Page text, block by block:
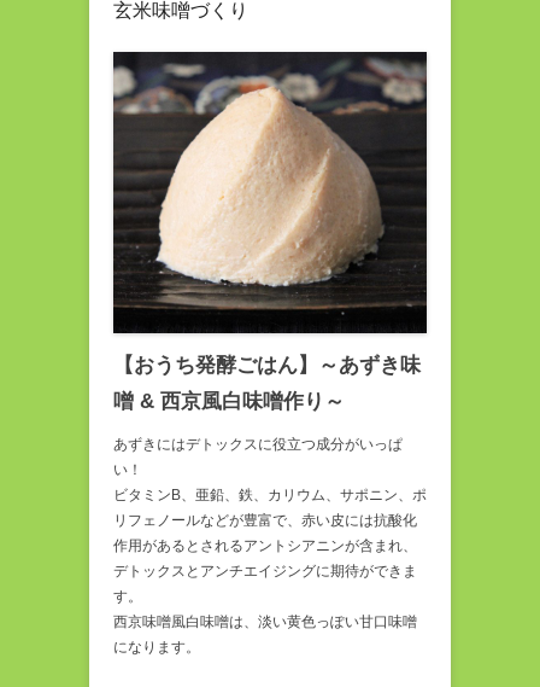
玄米味噌づくり
【おうち発酵ごはん】～あずき味
噌 & 西京風白味噌作り～
あずきにはデトックスに役立つ成分がいっぱ
い！
ビタミンB、亜鉛、鉄、カリウム、サポニン、ポ
リフェノールなどが豊富で、赤い皮には抗酸化
作用があるとされるアントシアニンが含まれ、
デトックスとアンチエイジングに期待ができま
す。
西京味噌風白味噌は、淡い黄色っぽい甘口味噌
になります。